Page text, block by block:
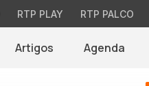
RTP PLAY RTP PALCO
Artigos Agenda